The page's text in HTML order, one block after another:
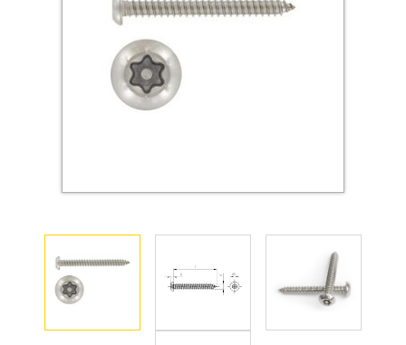
Крюки, кольца с шурупной резьбой
Оснастка и аксессуары для яхт
Стопорные кольца
Такелаж